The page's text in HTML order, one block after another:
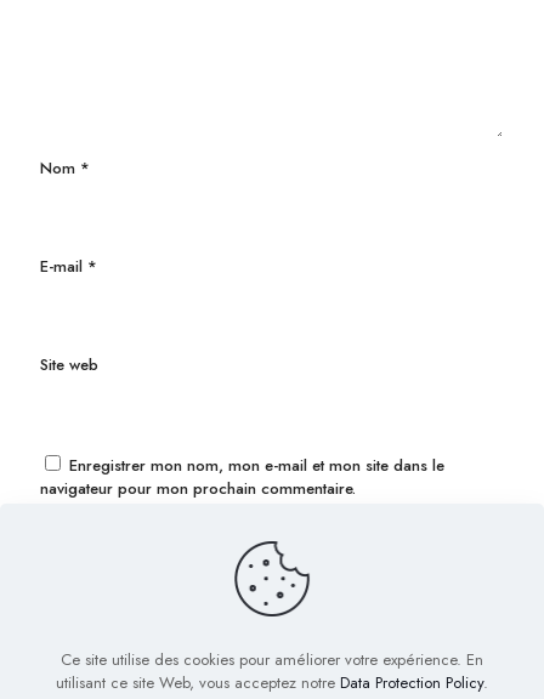
Nom *
E-mail *
Site web
Enregistrer mon nom, mon e-mail et mon site dans le
navigateur pour mon prochain commentaire.
Ce site utilise des cookies pour améliorer votre expérience. En
utilisant ce site Web, vous acceptez notre Data Protection Policy.